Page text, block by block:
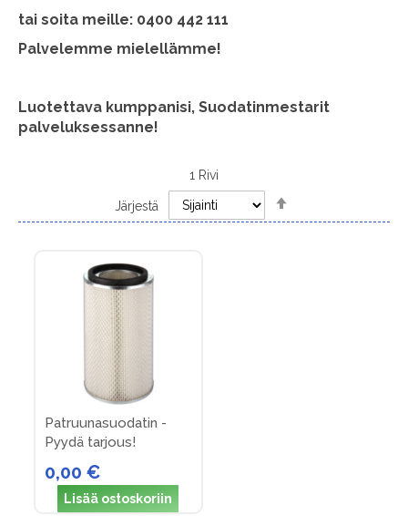
tai soita meille: 0400 442 111
Palvelemme mielellämme!
Luotettava kumppanisi, Suodatinmestarit
palveluksessanne!
1 Rivi
Järjestä
Patruunasuodatin -
Pyydä tarjous!
0,00 €
Lisää ostoskoriin